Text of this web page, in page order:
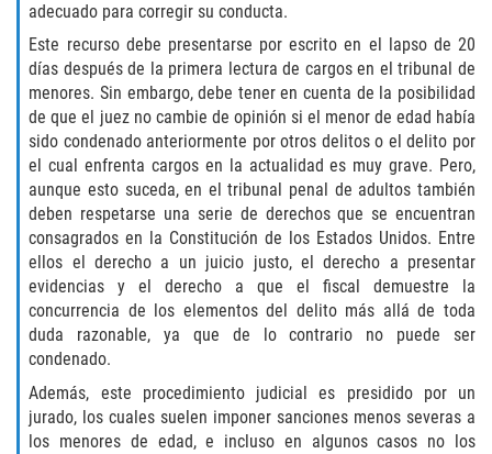
DUID
DUI Causando Lesiones
DUI en Menores de Edad
DUI Con Pasajeros Menores de 14
años
Leyes de DUI en el Estado de
California
Segunda Ofensa de DUI
Delitos Violentos
adecuado para corregir su conducta.
Este recurso debe presentarse por escrito en el lapso de 20
días después de la primera lectura de cargos en el tribunal de
menores. Sin embargo, debe tener en cuenta de la posibilidad
de que el juez no cambie de opinión si el menor de edad había
sido condenado anteriormente por otros delitos o el delito por
el cual enfrenta cargos en la actualidad es muy grave. Pero,
aunque esto suceda, en el tribunal penal de adultos también
deben respetarse una serie de derechos que se encuentran
consagrados en la Constitución de los Estados Unidos. Entre
ellos el derecho a un juicio justo, el derecho a presentar
evidencias y el derecho a que el fiscal demuestre la
concurrencia de los elementos del delito más allá de toda
duda razonable, ya que de lo contrario no puede ser
condenado.
Además, este procedimiento judicial es presidido por un
jurado, los cuales suelen imponer sanciones menos severas a
los menores de edad, e incluso en algunos casos no los